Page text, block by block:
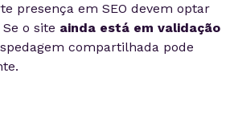
presença em SEO devem optar
o site ainda está em validação
compartilhada pode